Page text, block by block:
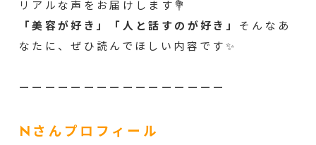
リアルな声をお届けします💐
「美容が好き」「人と話すのが好き」 そんなあ
なたに、ぜひ読んでほしい内容です✨
ーーーーーーーーーーーーーーーー
Nさんプロフィール